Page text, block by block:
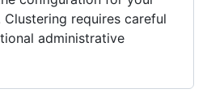
Clustering requires careful
administrative